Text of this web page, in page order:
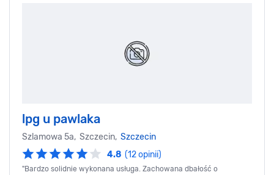
lpg u pawlaka
Szlamowa 5a, Szczecin, Szczecin
4.8 (12 opinii)
"Bardzo solidnie wykonana usługa. Zachowana dbałość o